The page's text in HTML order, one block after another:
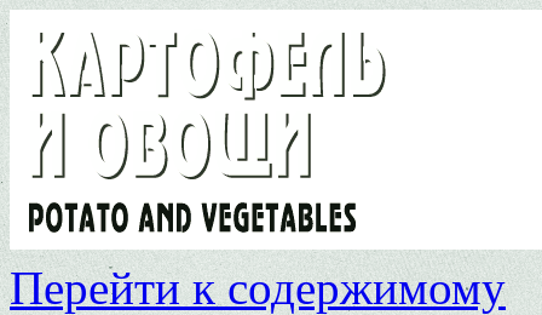
Перейти к содержимому